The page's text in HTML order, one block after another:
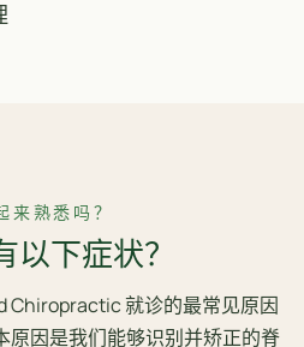
来熟悉吗？
以下症状？
Chiropractic 就诊的最常见原因
因是我们能够识别并矫正的脊